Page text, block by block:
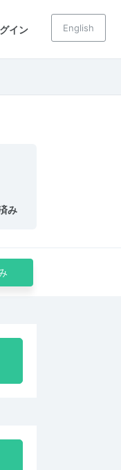
イン English
み